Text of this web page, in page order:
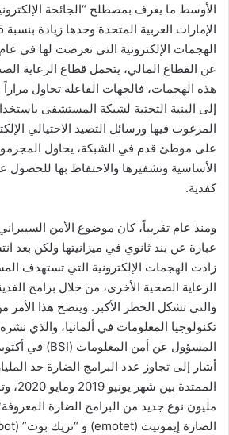
الأوسط ما يعرف بمصطلح “الجائحة
عن القطاع المالي، يتحمل قطاع الرعاية
هذه الهجمات، فالجهات الفاعلة تحاول
إلى البنية التحتية لشبكة المستشفى
المرغوب فيها ورسائل التصيد الاحتيالي
على موطئ قدم في الشبكة، يحاول المجرمون
الأساسية وتشفيرها والاحتفاظ بها للحصول
كفدية.
ومنذ عام تقريباً، كان موضوع الأمن
زادت الهجمات الإلكترونية التي تستهدف
الرعاية الصحية الأخرى، من خلال برامج
والتي تشكل الخطر الأكبر. ويتضح هذا الأمر
تكنولوجيا المعلومات في ألمانيا، والذي
أشار إلى تجاوز عدد البرامج الضارة حد
مليون نوع جديد من البرامج الضارة